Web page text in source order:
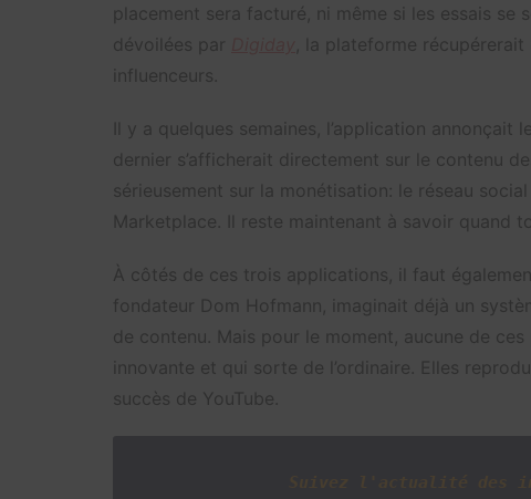
placement sera facturé, ni même si les essais
dévoilées par
, la plateforme
influenceurs.
Il y a quelques semaines, l’application
dernier s’afficherait directement sur le contenu
sérieusement sur la monétisation: le réseau
Marketplace. Il reste maintenant à savoir quand
À côtés de ces trois applications, il faut
fondateur Dom Hofmann, imaginait déjà un
de contenu. Mais pour le moment, aucune de
innovante et qui sorte de l’ordinaire. Elles
succès de YouTube.